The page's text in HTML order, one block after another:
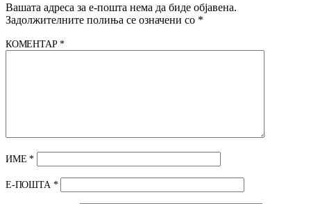
Вашата адреса за е-пошта нема да биде објавена.
Задолжителните полиња се означени со *
КОМЕНТАР*
ИМЕ*
Е-ПОШТА *